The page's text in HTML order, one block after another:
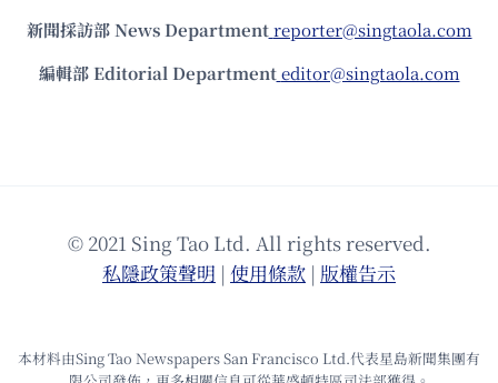
新聞採訪部 News Department reporter@singtaola.com
編輯部 Editorial Department editor@singtaola.com
© 2021 Sing Tao Ltd. All rights reserved.
私隱政策聲明 | 使⽤條款 | 版權告⽰
本材料由Sing Tao Newspapers San Francisco Ltd.代表星島新聞集團有